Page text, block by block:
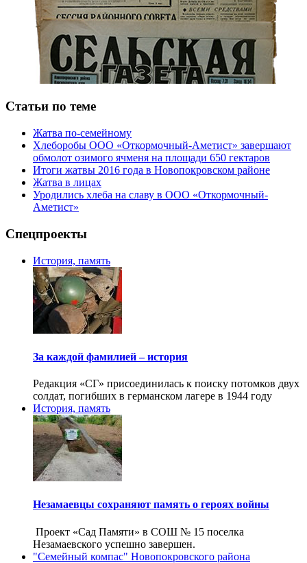
Статьи по теме
Жатва по-семейному
Хлеборобы ООО «Откормочный-Аметист» завершают
обмолот озимого ячменя на площади 650 гектаров
Итоги жатвы 2016 года в Новопокровском районе
Жатва в лицах
Уродились хлеба на славу в ООО «Откормочный-
Аметист»
Спецпроекты
История, память
За каждой фамилией – история
Редакция «СГ» присоединилась к поиску потомков двух
солдат, погибших в германском лагере в 1944 году
История, память
Незамаевцы сохраняют память о героях войны
Проект «Сад Памяти» в СОШ № 15 поселка
Незамаевского успешно завершен.
"Семейный компас" Новопокровского района